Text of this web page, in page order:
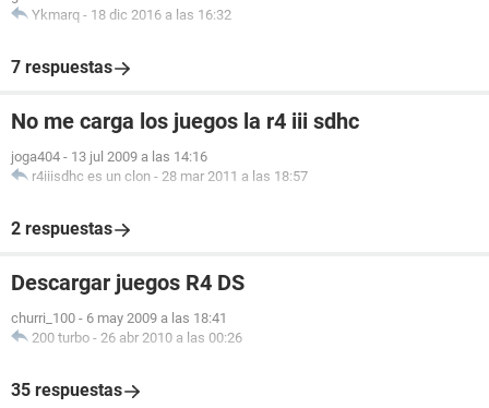
Ykmarq - 18 dic 2016 a las 16:32
7 respuestas
No me carga los juegos la r4 iii sdhc
joga404 - 13 jul 2009 a las 14:16
r4iiisdhc es un clon - 28 mar 2011 a las 18:57
2 respuestas
Descargar juegos R4 DS
churri_100 - 6 may 2009 a las 18:41
200 turbo - 26 abr 2010 a las 00:26
35 respuestas